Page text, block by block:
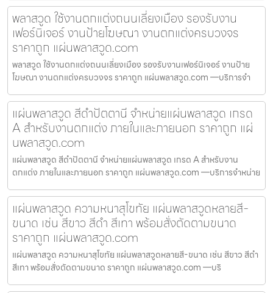
พลาสวูด ใช้งานตกแต่งถนนเลี่ยงเมือง รองรับงาน
เฟอร์นิเจอร์ งานป้ายโฆษณา งานตกแต่งครบวงจร
ราคาถูก แผ่นพลาสวูด.com
พลาสวูด ใช้งานตกแต่งถนนเลี่ยงเมือง รองรับงานเฟอร์นิเจอร์ งานป้าย
โฆษณา งานตกแต่งครบวงจร ราคาถูก แผ่นพลาสวูด.com —บริการจำ
แผ่นพลาสวูด สีดำปัตตานี จำหน่ายแผ่นพลาสวูด เกรด
A สำหรับงานตกแต่ง ภายในและภายนอก ราคาถูก แผ่
นพลาสวูด.com
แผ่นพลาสวูด สีดำปัตตานี จำหน่ายแผ่นพลาสวูด เกรด A สำหรับงาน
ตกแต่ง ภายในและภายนอก ราคาถูก แผ่นพลาสวูด.com —บริการจำหน่าย
แผ่นพลาสวูด ความหนาสุโขทัย แผ่นพลาสวูดหลายสี-
ขนาด เช่น สีขาว สีดำ สีเทา พร้อมสั่งตัดตามขนาด
ราคาถูก แผ่นพลาสวูด.com
แผ่นพลาสวูด ความหนาสุโขทัย แผ่นพลาสวูดหลายสี-ขนาด เช่น สีขาว สีดำ
สีเทา พร้อมสั่งตัดตามขนาด ราคาถูก แผ่นพลาสวูด.com —บริ